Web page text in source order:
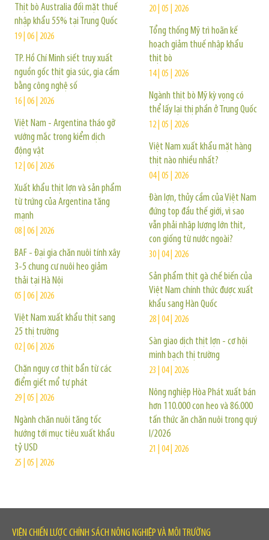
Thịt bò Australia đối mặt thuế
nhập khẩu 55% tại Trung Quốc
19 | 06 | 2026
TP. Hồ Chí Minh siết truy xuất
nguồn gốc thịt gia súc, gia cầm
bằng công nghệ số
16 | 06 | 2026
Việt Nam - Argentina tháo gỡ
vướng mắc trong kiểm dịch
động vật
12 | 06 | 2026
Xuất khẩu thịt lợn và sản phẩm
từ trứng của Argentina tăng
mạnh
08 | 06 | 2026
BAF - Đại gia chăn nuôi tính xây
3-5 chung cư nuôi heo giảm
thải tại Hà Nội
05 | 06 | 2026
Việt Nam xuất khẩu thịt sang
25 thị trường
02 | 06 | 2026
Chặn nguy cơ thịt bẩn từ các
điểm giết mổ tự phát
29 | 05 | 2026
Ngành chăn nuôi tăng tốc
hướng tới mục tiêu xuất khẩu
tỷ USD
25 | 05 | 2026
20 | 05 | 2026
Tổng thống Mỹ trì hoãn kế
hoạch giảm thuế nhập khẩu
thịt bò
14 | 05 | 2026
Ngành thịt bò Mỹ kỳ vọng có
thể lấy lại thị phần ở Trung Quốc
12 | 05 | 2026
Việt Nam xuất khẩu mặt hàng
thịt nào nhiều nhất?
04 | 05 | 2026
Đàn lợn, thủy cầm của Việt Nam
đứng top đầu thế giới, vì sao
vẫn phải nhập lượng lớn thịt,
con giống từ nước ngoài?
30 | 04 | 2026
Sản phẩm thịt gà chế biến của
Việt Nam chính thức được xuất
khẩu sang Hàn Quốc
28 | 04 | 2026
Sàn giao dịch thịt lợn - cơ hội
minh bạch thị trường
23 | 04 | 2026
Nông nghiệp Hòa Phát xuất bán
hơn 110.000 con heo và 86.000
tấn thức ăn chăn nuôi trong quý
I/2026
21 | 04 | 2026
VIỆN CHIẾN LƯỢC CHÍNH SÁCH NÔNG NGHIỆP VÀ MÔI TRƯỜNG